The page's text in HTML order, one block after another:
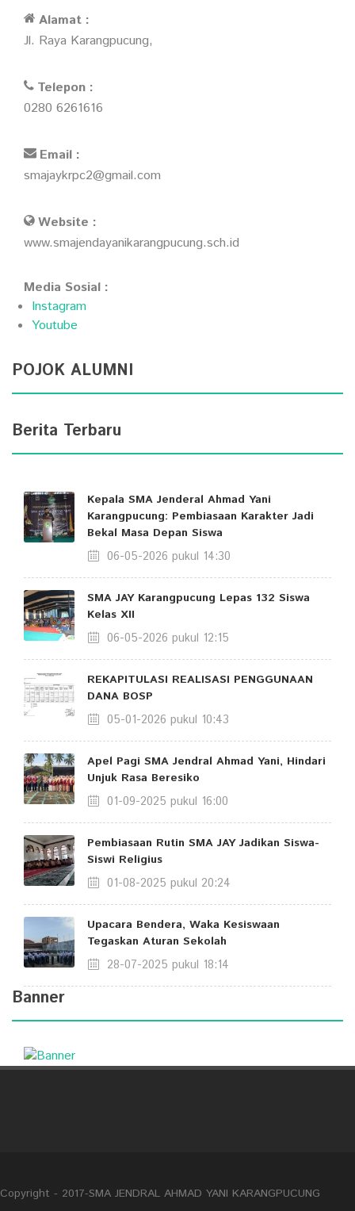
Alamat :
Jl. Raya Karangpucung,
Telepon :
0280 6261616
Email :
smajaykrpc2@gmail.com
Website :
www.smajendayanikarangpucung.sch.id
Media Sosial :
Instagram
Youtube
POJOK ALUMNI
Berita Terbaru
Kepala SMA Jenderal Ahmad Yani
Karangpucung: Pembiasaan Karakter Jadi
Bekal Masa Depan Siswa
06-05-2026 pukul 14:30
SMA JAY Karangpucung Lepas 132 Siswa
Kelas XII
06-05-2026 pukul 12:15
REKAPITULASI REALISASI PENGGUNAAN
DANA BOSP
05-01-2026 pukul 10:43
Apel Pagi SMA Jendral Ahmad Yani, Hindari
Unjuk Rasa Beresiko
01-09-2025 pukul 16:00
Pembiasaan Rutin SMA JAY Jadikan Siswa-
Siswi Religius
01-08-2025 pukul 20:24
Upacara Bendera, Waka Kesiswaan
Tegaskan Aturan Sekolah
28-07-2025 pukul 18:14
Banner
Copyright - 2017-SMA JENDRAL AHMAD YANI KARANGPUCUNG